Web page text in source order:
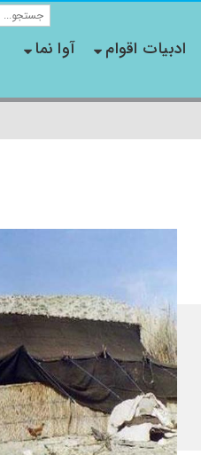
ادبیات اقوام آوا نما